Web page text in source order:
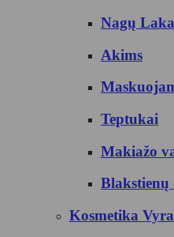
Nagų
Akims
Teptukai
Makiažo
Blakstienų
Kosmetika